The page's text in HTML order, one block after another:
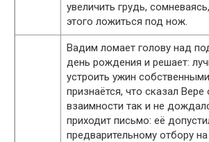
увеличить грудь,
этого ложиться под нож.
Вадим ломает голову над
день рождения и решает:
устроить ужин
признаётся, что сказал
взаимности так и не
приходит письмо: её
предварительному отбору